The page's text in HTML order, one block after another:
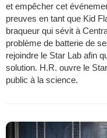
et empêcher cet
preuves en tant que Kid
braqueur qui sévit à
problème de batterie de
rejoindre le Star Lab afin
solution. H.R. ouvre le
public à la science.